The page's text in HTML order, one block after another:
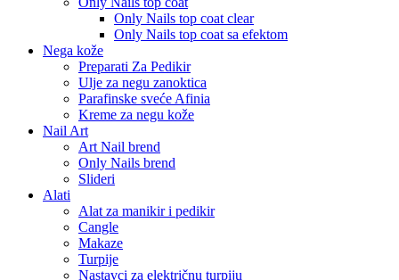
Only Nails top coat clear
Only Nails top coat sa efektom
Nega kože
Preparati Za Pedikir
Ulje za negu zanoktica
Parafinske sveće Afinia
Kreme za negu kože
Nail Art
Art Nail brend
Only Nails brend
Slideri
Alati
Alat za manikir i pedikir
Cangle
Makaze
Turpije
Nastavci za električnu turpiju